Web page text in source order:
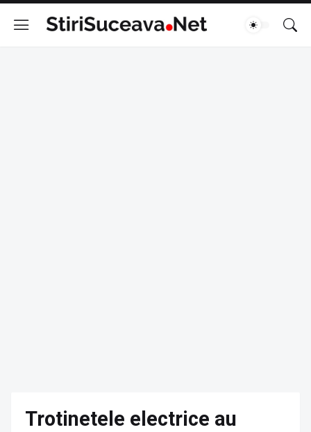
Trotinetele electrice au